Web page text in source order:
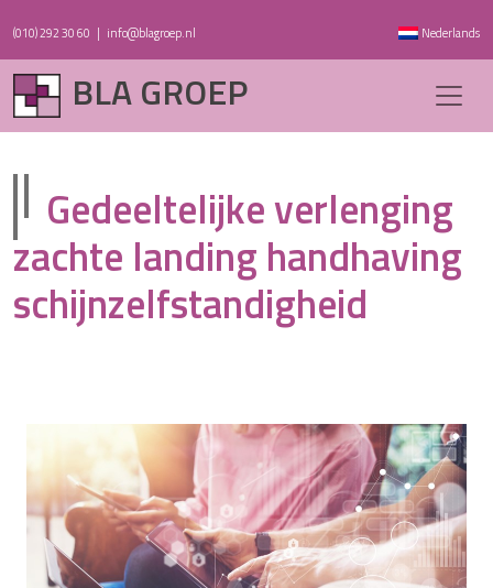
(010) 292 30 60 | info@blagroep.nl Nederlands
BLA GROEP
Gedeeltelijke verlenging
zachte landing handhaving
schijnzelfstandigheid